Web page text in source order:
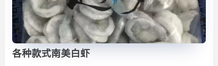
各种款式南美白虾